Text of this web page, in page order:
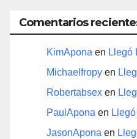
Comentarios
KimApona en Llegó
Michaelfropy en
Robertabsex en
PaulApona en
JasonApona en